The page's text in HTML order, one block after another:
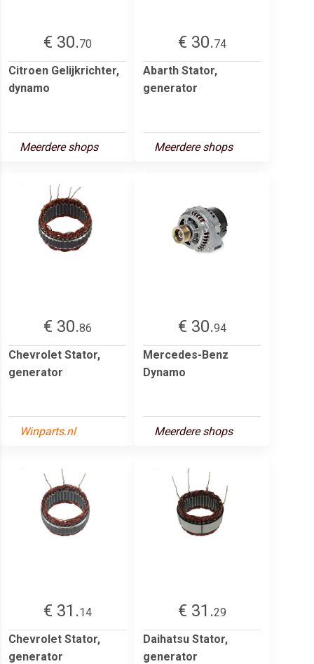
€ 30.70
Citroen Gelijkrichter,
dynamo
Meerdere shops
€ 30.74
Abarth Stator,
generator
Meerdere shops
€ 30.86
Chevrolet Stator,
generator
Winparts.nl
€ 30.94
Mercedes-Benz
Dynamo
Meerdere shops
€ 31.14
Chevrolet Stator,
generator
€ 31.29
Daihatsu Stator,
generator